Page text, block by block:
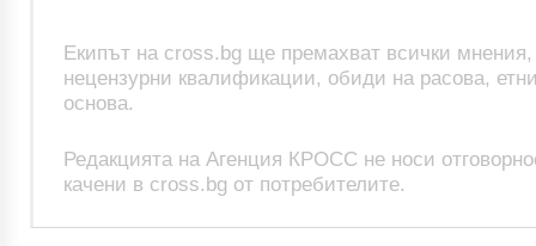
Екипът на cross.bg ще премахват всички
нецензурни квалификации, обиди на расова,
основа.
Редакцията на Агенция КРОСС не носи
качени в cross.bg от потребителите.